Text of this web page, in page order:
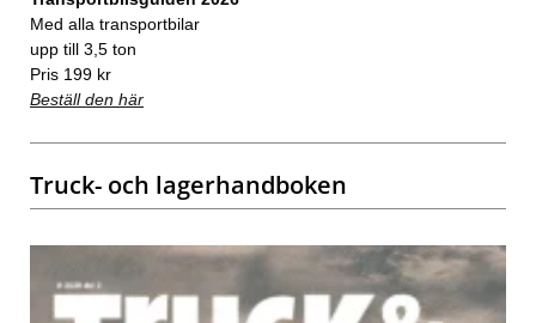
Med alla transportbilar
upp till 3,5 ton
Pris 199 kr
Beställ den här
Truck- och lagerhandboken